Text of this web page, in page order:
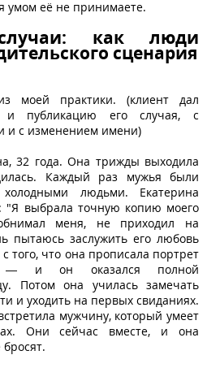
умом её не принимаете.
как люди
сценария
моей практики. (клиент дал
и публикацию его случая, с
и с изменением имени)
32 года. Она трижды выходила
Каждый раз мужья были
людьми. Екатерина
"Я выбрала точную копию моего
меня, не приходил на
пытаюсь заслужить его любовь
что она прописала портрет
— и он оказался полной
Потом она училась замечать
и уходить на первых свиданиях.
мужчину, который умеет
Они сейчас вместе, и она